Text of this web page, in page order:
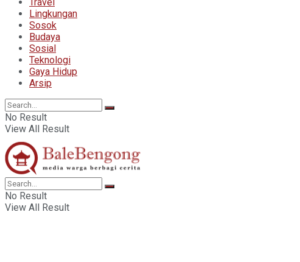
Lingkungan
Sosok
Budaya
Sosial
Teknologi
Gaya Hidup
Arsip
No Result
View All Result
No Result
View All Result